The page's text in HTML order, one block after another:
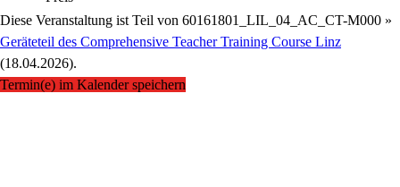
Diese Veranstaltung ist Teil von 60161801_LIL_04_AC_CT-M000 »
Geräteteil des Comprehensive Teacher Training Course Linz
(18.04.2026).
Termin(e) im Kalender speichern